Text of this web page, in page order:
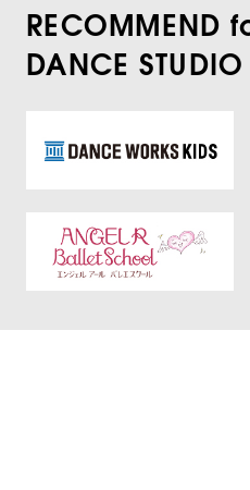
RECOMMEND
DANCE STUDIO